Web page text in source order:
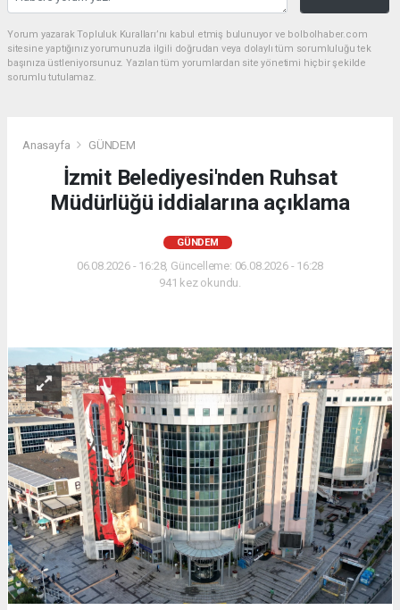
Yorum yazarak Topluluk Kuralları’nı kabul etmiş bulunuyor ve bolbolhaber.com
sitesine yaptığınız yorumunuzla ilgili doğrudan veya dolaylı tüm sorumluluğu tek
başınıza üstleniyorsunuz. Yazılan tüm yorumlardan site yönetimi hiçbir şekilde
sorumlu tutulamaz.
Anasayfa GÜNDEM
İzmit Belediyesi'nden Ruhsat
Müdürlüğü iddialarına açıklama
GÜNDEM
06.08.2026 - 16:28, Güncelleme: 06.08.2026 - 16:28
941 kez okundu.